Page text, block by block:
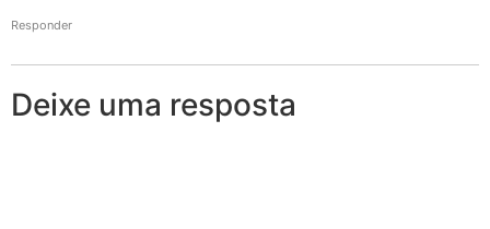
Responder
Deixe uma resposta